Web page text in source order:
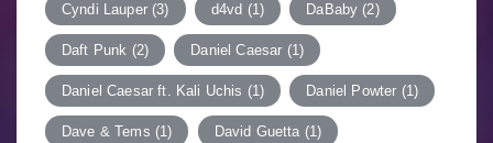
Cyndi Lauper(3) d4vd (1) DaBaby (2)
Daft Punk (2) Daniel Caesar (1)
Daniel Caesar ft. Kali Uchis (1) Daniel Powter (1)
Dave & Tems (1) David Guetta (1)